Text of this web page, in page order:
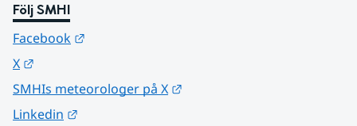
Följ SMHI
Facebook
X
SMHIs meteorologer på X
Linkedin